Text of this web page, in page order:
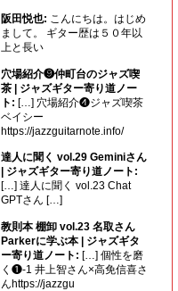
阪田悦也: こんにちは。はじめ
まして。 ギター歴は５０年以
上と長い
穴場紹介❾仲町台のジャズ喫
茶 | ジャズギター寄り道ノー
ト: […] 穴場紹介❹ジャズ喫茶
ベイシー
https://jazzguitarnote.info/
達人に聞く vol.29 Geminiさん
| ジャズギター寄り道ノート:
[…] 達人に聞く vol.23 Chat
GPTさん […]
教則本 棚卸 vol.23 名取さん
Parkerに学ぶ本 | ジャズギタ
ー寄り道ノート: […] 個性を磨
く❶-1 井上智さん×高免信喜さ
んhttps://jazzgu